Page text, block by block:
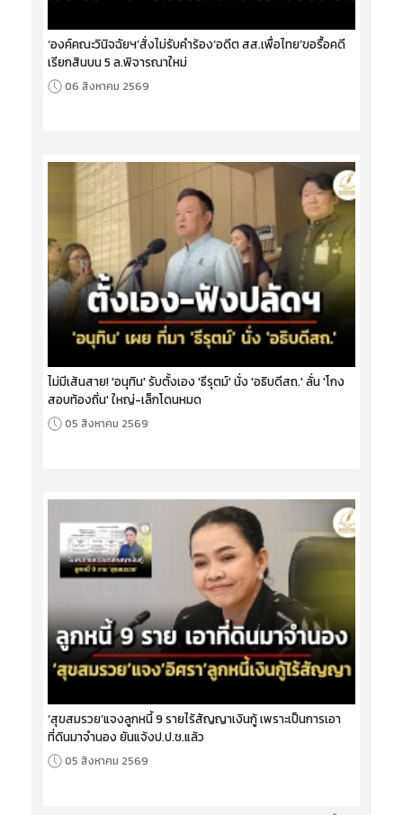
‘องค์คณะวินิจฉัยฯ’สั่งไม่รับคำร้อง‘อดีต สส.เพื่อไทย’ขอรื้อคดี
เรียกสินบน 5 ล.พิจารณาใหม่
06 สิงหาคม 2569
ไม่มีเส้นสาย! 'อนุทิน' รับตั้งเอง 'ธีรุตม์' นั่ง 'อธิบดีสถ.' ลั่น 'โกง
สอบท้องถิ่น' ใหญ่-เล็กโดนหมด
05 สิงหาคม 2569
‘สุขสมรวย’แจงลูกหนี้ 9 รายไร้สัญญาเงินกู้ เพราะเป็นการเอา
ที่ดินมาจำนอง ยันแจ้งป.ป.ช.แล้ว
05 สิงหาคม 2569